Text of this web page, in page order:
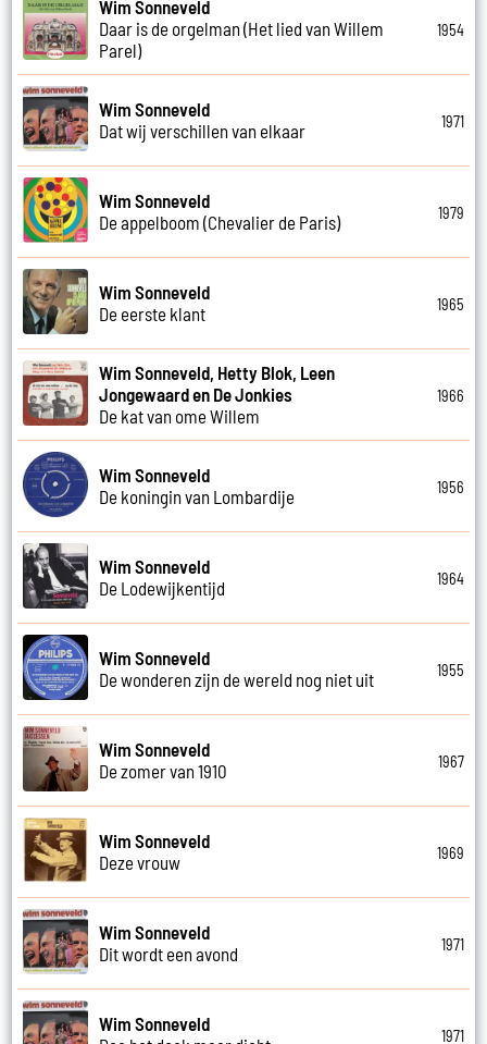
Wim Sonneveld
Daar is de orgelman (Het lied van Willem
Parel)
1954
Wim Sonneveld
Dat wij verschillen van elkaar
1971
Wim Sonneveld
De appelboom (Chevalier de Paris)
1979
Wim Sonneveld
De eerste klant
1965
Wim Sonneveld, Hetty Blok, Leen
Jongewaard en De Jonkies
De kat van ome Willem
1966
Wim Sonneveld
De koningin van Lombardije
1956
Wim Sonneveld
De Lodewijkentijd
1964
Wim Sonneveld
De wonderen zijn de wereld nog niet uit
1955
Wim Sonneveld
De zomer van 1910
1967
Wim Sonneveld
Deze vrouw
1969
Wim Sonneveld
Dit wordt een avond
1971
Wim Sonneveld
1971